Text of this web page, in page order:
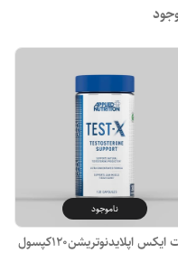
ناموجود
اپلایدنوتریشن120کپسول